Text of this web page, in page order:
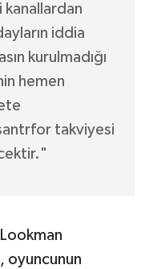
iddia
kurulmadığı
hemen
takviyesi
oyuncunun